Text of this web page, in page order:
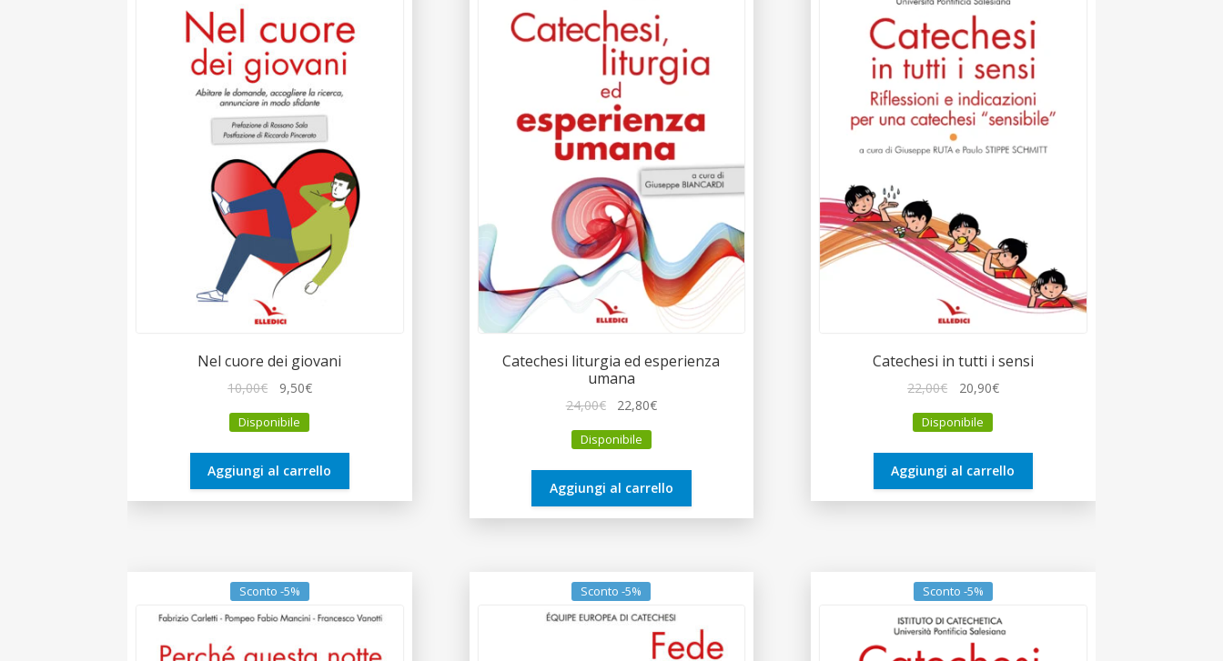
Nel cuore dei giovani
10,00€
originale
10,00€.
9,50€Il
9,50€.
Disponibile
Aggiungi al carrello
Catechesi liturgia ed esperienza
umana
24,00€
originale
24,00€.
22,80€Il
22,80€.
Disponibile
Aggiungi al carrello
Catechesi in tutti i sensi
22,00€
originale
22,00€.
20,90€Il
20,90€.
Disponibile
Aggiungi al carrello
Sconto -5% Sconto -5% Sconto -5%